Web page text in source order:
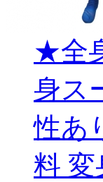
★全
身ス
性あ
料 変